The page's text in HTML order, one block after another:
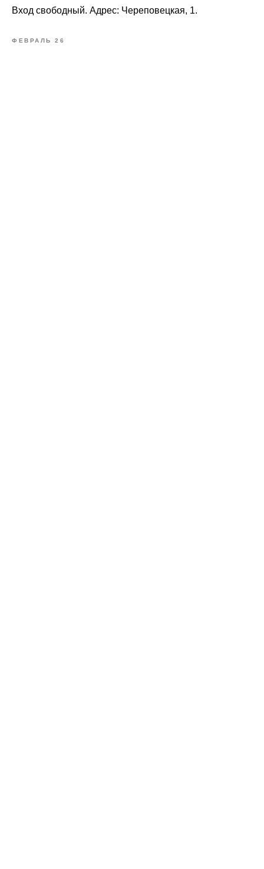
Вход свободный. Адрес: Череповецкая, 1.
ФЕВРАЛЬ 26